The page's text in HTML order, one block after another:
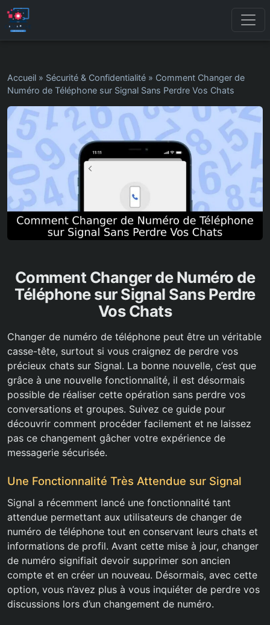
Accueil » Sécurité & Confidentialité » Comment Changer de
Numéro de Téléphone sur Signal Sans Perdre Vos Chats
Comment Changer de Numéro de
Téléphone sur Signal Sans Perdre
Vos Chats
Changer de numéro de téléphone peut être un véritable
casse-tête, surtout si vous craignez de perdre vos
précieux chats sur Signal. La bonne nouvelle, c’est que
grâce à une nouvelle fonctionnalité, il est désormais
possible de réaliser cette opération sans perdre vos
conversations et groupes. Suivez ce guide pour
découvrir comment procéder facilement et ne laissez
pas ce changement gâcher votre expérience de
messagerie sécurisée.
Une Fonctionnalité Très Attendue sur Signal
Signal a récemment lancé une fonctionnalité tant
attendue permettant aux utilisateurs de changer de
numéro de téléphone tout en conservant leurs chats et
informations de profil. Avant cette mise à jour, changer
de numéro signifiait devoir supprimer son ancien
compte et en créer un nouveau. Désormais, avec cette
option, vous n’avez plus à vous inquiéter de perdre vos
discussions lors d’un changement de numéro.